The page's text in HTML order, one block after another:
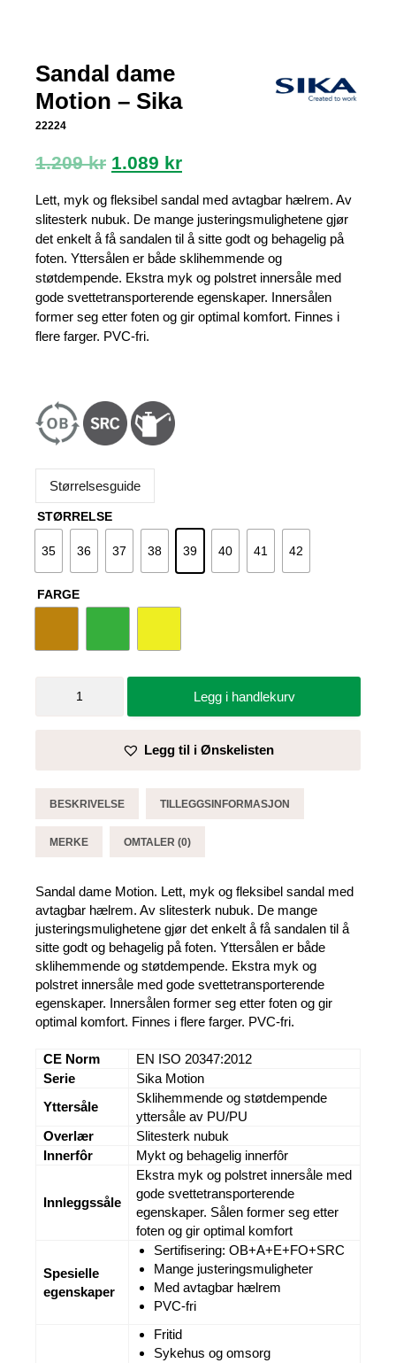
Sandal dame
Motion – Sika
22224
1.209kr Opprinnelig
var:
1.209 kr.
1.089 krNåværende
er:
1.089 kr.
Lett, myk og fleksibel sandal med avtagbar hælrem. Av
slitesterk nubuk. De mange justeringsmulighetene gjør
det enkelt å få sandalen til å sitte godt og behagelig på
foten. Yttersålen er både sklihemmende og
støtdempende. Ekstra myk og polstret innersåle med
gode svettetransporterende egenskaper. Innersålen
former seg etter foten og gir optimal komfort. Finnes i
flere farger. PVC-fri.
Størrelsesguide
STØRRELSE
35 36 37 38 39 40 41 42
FARGE
Legg i handlekurv
Legg til i Ønskelisten
BESKRIVELSE TILLEGGSINFORMASJON
MERKE OMTALER (0)
Sandal dame Motion. Lett, myk og fleksibel sandal med
avtagbar hælrem. Av slitesterk nubuk. De mange
justeringsmulighetene gjør det enkelt å få sandalen til å
sitte godt og behagelig på foten. Yttersålen er både
sklihemmende og støtdempende. Ekstra myk og
polstret innersåle med gode svettetransporterende
egenskaper. Innersålen former seg etter foten og gir
optimal komfort. Finnes i flere farger. PVC-fri.
CE Norm
EN ISO 20347:2012
Serie
Sika Motion
Yttersåle
Sklihemmende og støtdempende
yttersåle av PU/PU
Overlær
Slitesterk nubuk
Innerfôr
Mykt og behagelig innerfôr
Innleggssåle
Ekstra myk og polstret innersåle med
gode svettetransporterende
egenskaper. Sålen former seg etter
foten og gir optimal komfort
Spesielle
egenskaper
Sertifisering: OB+A+E+FO+SRC
Mange justeringsmuligheter
Med avtagbar hælrem
PVC-fri
Fritid
Sykehus og omsorg